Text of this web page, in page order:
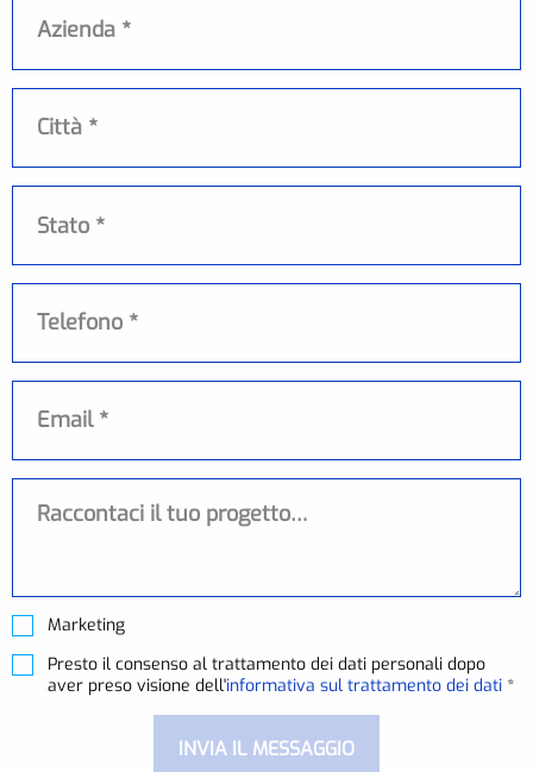
Stato *
Marketing
Presto il consenso al trattamento dei dati personali dopo
aver preso visione dell'informativa sul trattamento dei dati *